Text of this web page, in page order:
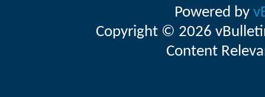
Powered by
Copyright © 2026
Content